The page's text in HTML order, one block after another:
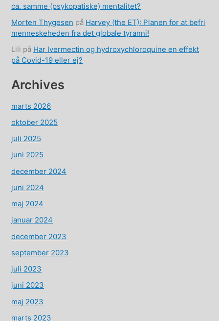
ca. samme (psykopatiske) mentalitet?
Morten Thygesen på Harvey (the ET): Planen for at befri
menneskeheden fra det globale tyranni!
Lili på Har Ivermectin og hydroxychloroquine en effekt
på Covid-19 eller ej?
Archives
marts 2026
oktober 2025
juli 2025
juni 2025
december 2024
juni 2024
maj 2024
januar 2024
december 2023
september 2023
juli 2023
juni 2023
maj 2023
marts 2023